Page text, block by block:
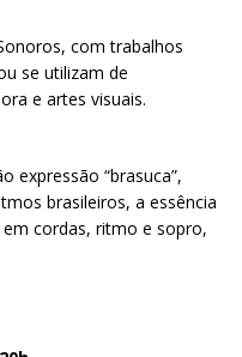
com trabalhos
se utilizam de
e artes visuais.
expressão “brasuca”,
brasileiros, a essência
cordas, ritmo e sopro,